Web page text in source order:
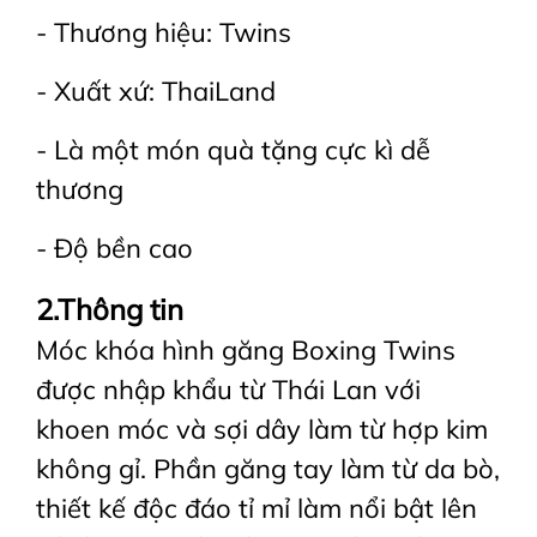
- Thương hiệu: Twins
- Xuất xứ: ThaiLand
- Là một món quà tặng cực kì dễ
thương
- Độ bền cao
2.Thông tin
Móc khóa hình găng Boxing Twins
được nhập khẩu từ Thái Lan với
khoen móc và sợi dây làm từ hợp kim
không gỉ. Phần găng tay làm từ da bò,
thiết kế độc đáo tỉ mỉ làm nổi bật lên